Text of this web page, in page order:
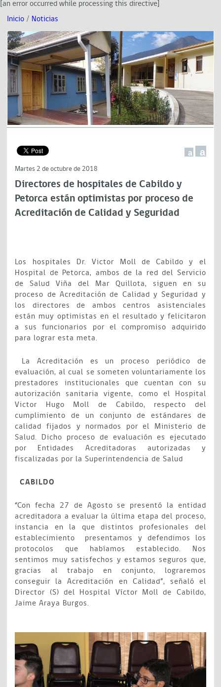
[an error occurred while processing this directive]
Inicio / Noticias
a a
Martes 2 de octubre de 2018
Directores de hospitales de Cabildo y
Petorca están optimistas por proceso de
Acreditación de Calidad y Seguridad
Los hospitales Dr. Victor Moll de Cabildo y el
Hospital de Petorca, ambos de la red del Servicio
de Salud Viña del Mar Quillota, siguen en su
proceso de Acreditación de Calidad y Seguridad y
los directores de ambos centros asistenciales
están muy optimistas en el resultado y felicitaron
a sus funcionarios por el compromiso adquirido
para lograr esta meta.
La Acreditación es un proceso periódico de
evaluación, al cual se someten voluntariamente los
prestadores institucionales que cuentan con su
autorización sanitaria vigente, como el Hospital
Victor Hugo Moll de Cabildo, respecto del
cumplimiento de un conjunto de estándares de
calidad fijados y normados por el Ministerio de
Salud. Dicho proceso de evaluación es ejecutado
por Entidades Acreditadoras autorizadas y
fiscalizadas por la Superintendencia de Salud
CABILDO
“Con fecha 27 de Agosto se presentó la entidad
acreditadora a evaluar la última etapa del proceso,
instancia en la que distintos profesionales del
establecimiento presentamos y defendimos los
protocolos que habíamos establecido. Nos
sentimos muy satisfechos y estamos seguros que,
gracias al trabajo en conjunto, lograremos
conseguir la Acreditación en Calidad”, señaló el
Director (S) del Hospital Víctor Moll de Cabildo,
Jaime Araya Burgos.